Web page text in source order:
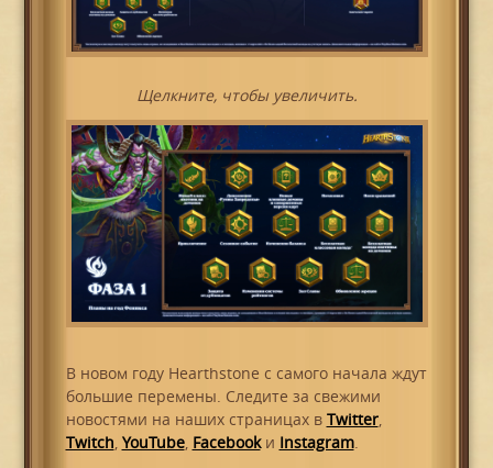
Щелкните, чтобы увеличить.
В новом году Hearthstone с самого начала ждут
большие перемены. Следите за свежими
новостями на наших страницах в Twitter,
Twitch, YouTube, Facebookи Instagram.